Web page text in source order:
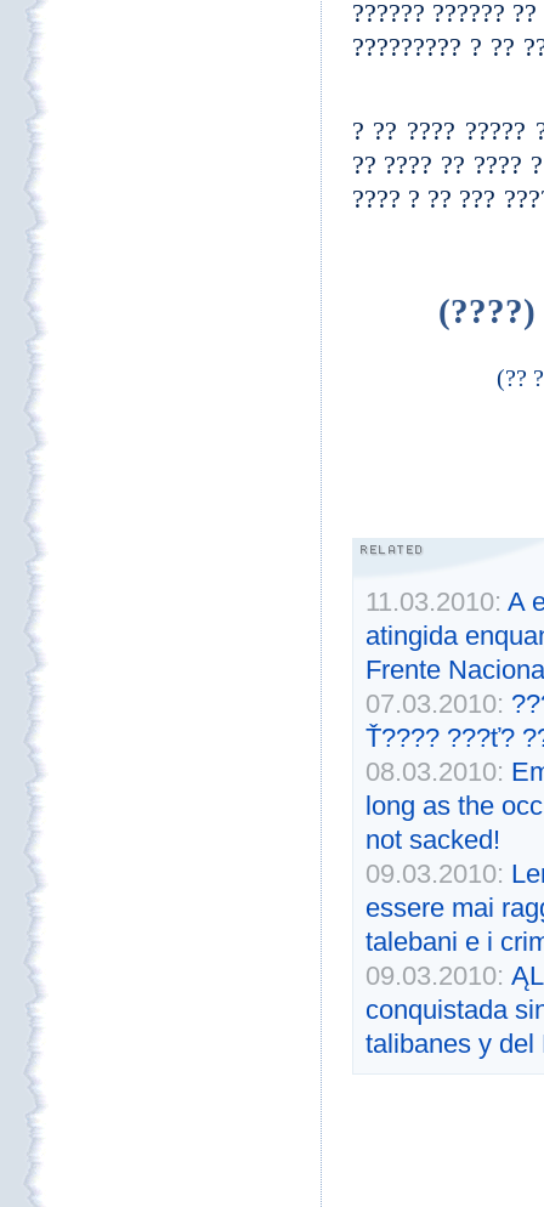
???? ???? ??
????? ?????
?? ?? ???? ??
???????? ? ????
????? ???
?
?
11.03.2010: A
atingida
Frente
07.03.2010:
Ť???? ???ť?
08.03.2010:
long as the
not sacked!
09.03.2010:
essere mai
talebani e i
09.03.2010:
conquistada
talibanes y del